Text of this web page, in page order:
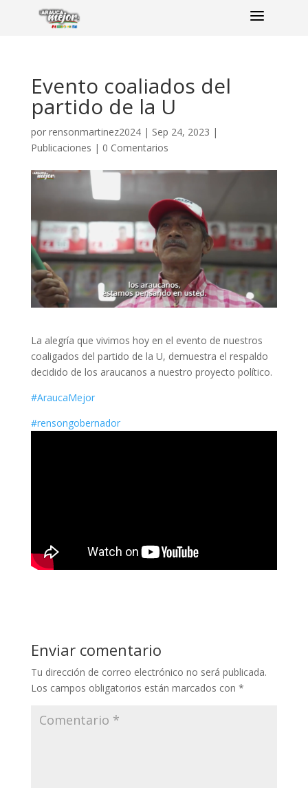
a
Evento coaliados del
partido de la U
por rensonmartinez2024| Sep 24, 2023 |
Publicaciones | 0 Comentarios
La alegría que vivimos hoy en el evento de nuestros
coaligados del partido de la U, demuestra el respaldo
decidido de los araucanos a nuestro proyecto político.
#AraucaMejor
#rensongobernador
Enviar comentario
Tu dirección de correo electrónico no será publicada.
Los campos obligatorios están marcados con *